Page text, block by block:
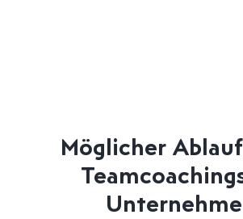
Möglicher